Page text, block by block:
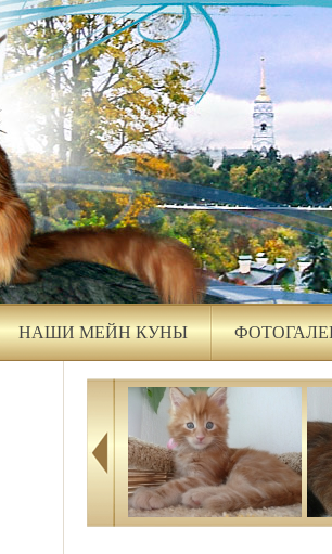
НАШИ МЕЙН КУНЫ